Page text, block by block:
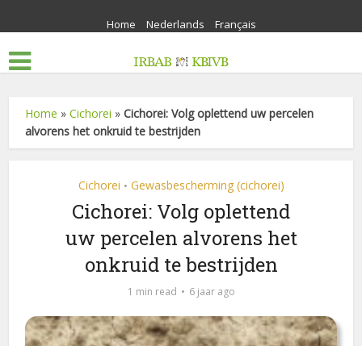
Home Nederlands Français
Home »Cichorei »Cichorei: Volg oplettend uw percelen
alvorens het onkruid te bestrijden
Cichorei • Gewasbescherming (cichorei)
Cichorei: Volg oplettend
uw percelen alvorens het
onkruid te bestrijden
1 min read 6 jaar ago